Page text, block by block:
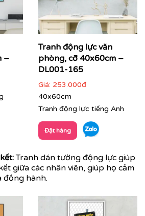
–
Tranh động lực văn
phòng, cỡ 40x60cm –
DL001-165
Giá: 253.000đ
40x60cm
Tranh động lực tiếng Anh
Đặt hàng
Tranh dán tường động lực giúp
giữa các nhân viên, giúp họ cảm
đồng hành.